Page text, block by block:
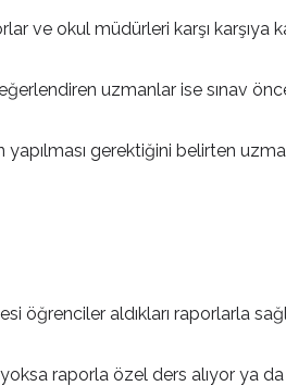
ve okul müdürleri karşı karşıya
uzmanlar ise sınav
gerektiğini belirten
öğrenciler aldıkları raporlarla
raporla özel ders alıyor ya da